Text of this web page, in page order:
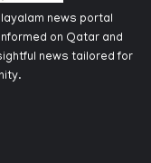
news portal
on Qatar and
news tailored for